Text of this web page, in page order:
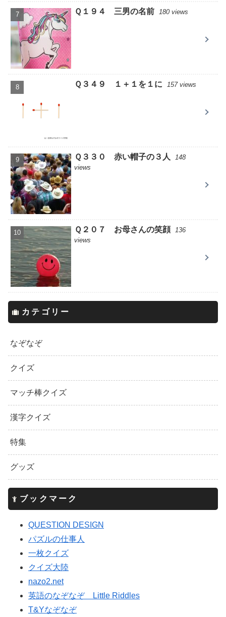
Ｑ１９４ 三男の名前 180 views
Ｑ３４９ １＋１を１に 157 views
Ｑ３３０ 赤い帽子の３人
148
views
Ｑ２０７ お母さんの笑顔 136
views
カテゴリー
なぞなぞ
クイズ
マッチ棒クイズ
漢字クイズ
特集
グッズ
ブックマーク
QUESTION DESIGN
パズルの仕事人
一枚クイズ
クイズ大陸
nazo2.net
英語のなぞなぞ Little Riddles
T&Yなぞなぞ